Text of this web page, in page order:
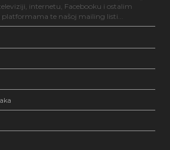
internetu, Facebooku i ostalim
te našoj mailing listi...